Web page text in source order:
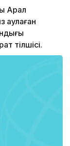
Арал
аулаған
тілшісі.